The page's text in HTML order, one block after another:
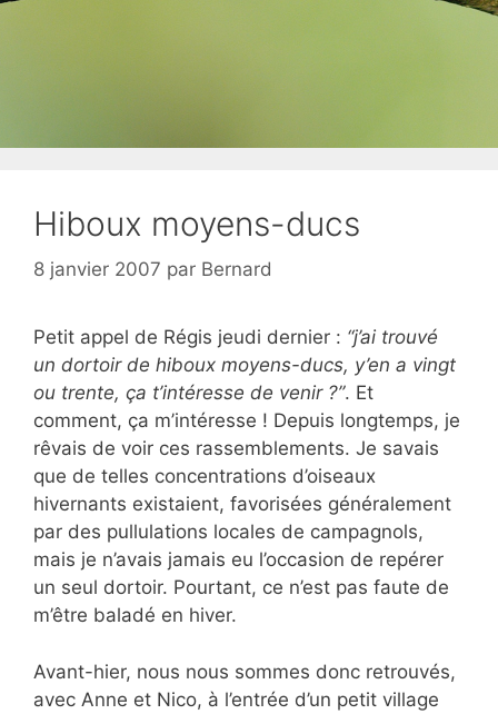
Hiboux moyens-ducs
8 janvier 2007 par Bernard
Petit appel de Régis jeudi dernier : “j’ai trouvé
un dortoir de hiboux moyens-ducs, y’en a vingt
ou trente, ça t’intéresse de venir ?”. Et
comment, ça m’intéresse ! Depuis longtemps, je
rêvais de voir ces rassemblements. Je savais
que de telles concentrations d’oiseaux
hivernants existaient, favorisées généralement
par des pullulations locales de campagnols,
mais je n’avais jamais eu l’occasion de repérer
un seul dortoir. Pourtant, ce n’est pas faute de
m’être baladé en hiver.
Avant-hier, nous nous sommes donc retrouvés,
avec Anne et Nico, à l’entrée d’un petit village